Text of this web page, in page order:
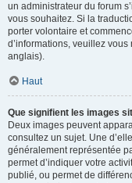
un administrateur du forum
vous souhaitez. Si la
porter volontaire et
d’informations, veuillez vous
anglais).
Haut
Que signifient les images
Deux images peuvent
consultez un sujet. Une
généralement représentée
permet d’indiquer votre
publié, ou permet de